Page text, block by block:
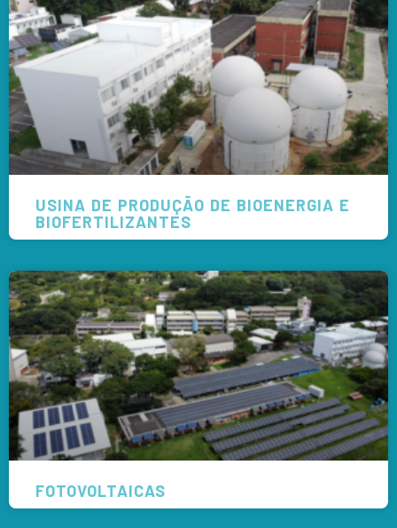
USINA DE PRODUÇÃO DE BIOENERGIA E
BIOFERTILIZANTES
FOTOVOLTAICAS